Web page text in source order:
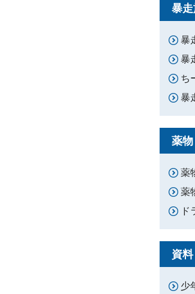
暴
暴
暴
ち
暴
薬物
薬
薬
資
少